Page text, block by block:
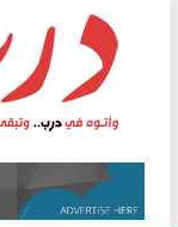
درب
وأتوه
درب..